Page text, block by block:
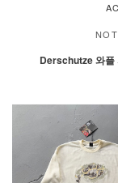
Derschutze 와플